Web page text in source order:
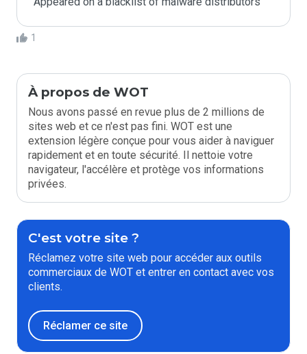
1
À propos de WOT
Nous avons passé en revue plus de 2 millions de
sites web et ce n'est pas fini. WOT est une
extension légère conçue pour vous aider à naviguer
rapidement et en toute sécurité. Il nettoie votre
navigateur, l'accélère et protège vos informations
privées.
C'est votre site ?
Réclamez votre site web pour accéder aux outils
commerciaux de WOT et entrer en contact avec vos
clients.
Réclamer ce site